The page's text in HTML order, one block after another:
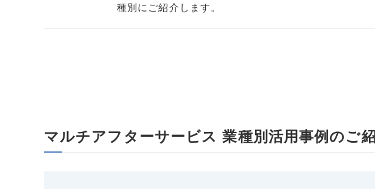
種別にご紹介します。
マルチアフターサービス 業種別活用事例のご